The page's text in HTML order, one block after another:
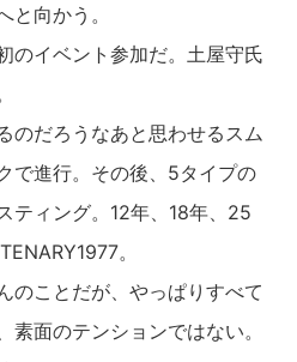
と向かう。
のイベント参加だ。土屋守氏
のだろうなあと思わせるスム
で進行。その後、5タイプの
ティング。12年、18年、25
。
のことだが、やっぱりすべて
面のテンションではない。